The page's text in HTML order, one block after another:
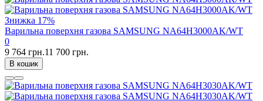
Знижка 17%
Варильна поверхня газова SAMSUNG NA64H3000AK/WT
0
9 764 грн.11 700 грн.
В кошик